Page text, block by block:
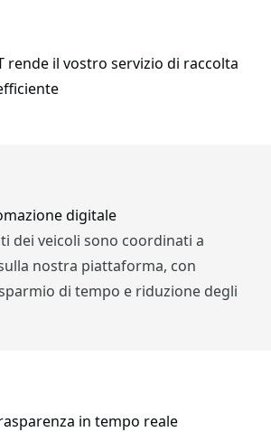
rende il vostro servizio di raccolta
digitale
dei veicoli sono coordinati a
nostra piattaforma, con
di tempo e riduzione degli
in tempo reale